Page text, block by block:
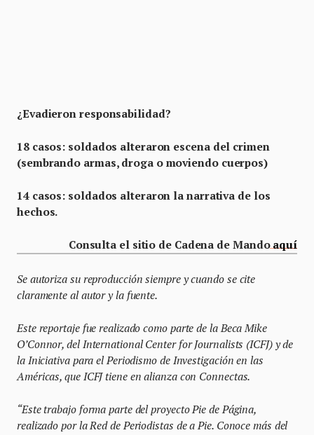
¿Evadieron responsabilidad?
18 casos: soldados alteraron escena del crimen
(sembrando armas, droga o moviendo cuerpos)
14 casos: soldados alteraron la narrativa de los
hechos.
Consulta el sitio de Cadena de Mandoaquí
Se autoriza su reproducción siempre y cuando se cite
claramente al autor y la fuente.
Este reportaje fue realizado como parte de la Beca Mike
O’Connor, del International Center for Journalists (ICFJ) y de
la Iniciativa para el Periodismo de Investigación en las
Américas, que ICFJ tiene en alianza con Connectas.
“Este trabajo forma parte del proyecto Pie de Página,
realizado por la Red de Periodistas de a Pie. Conoce más del